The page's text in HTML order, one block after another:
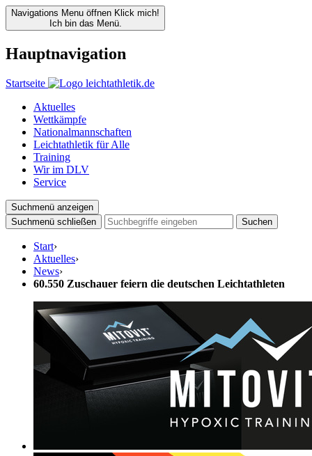
Navigations Menu öffnen Klick mich!
Ich bin das Menü.
Hauptnavigation
Startseite
Aktuelles
Wettkämpfe
Nationalmannschaften
Leichtathletik für Alle
Training
Wir im DLV
Service
Suchmenü anzeigen
Suchmenü schließen
Suchen
Start›
Aktuelles›
News›
60.550 Zuschauer feiern die deutschen Leichtathleten